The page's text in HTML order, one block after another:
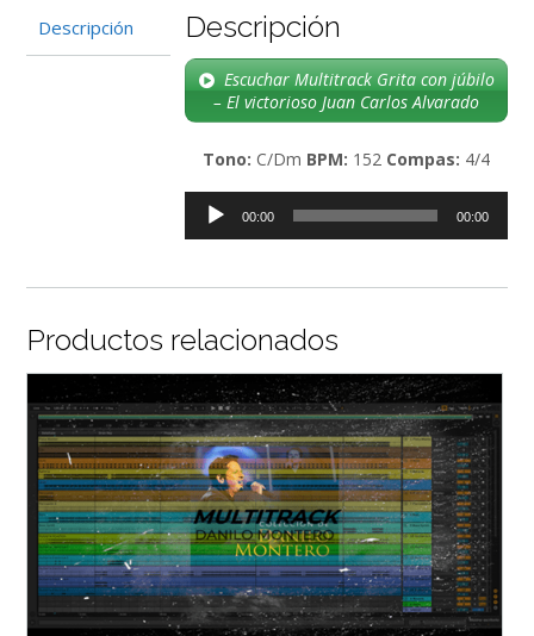
Carlos
Alvarado
Descripción Descripción
Escuchar Multitrack Grita con júbilo
– El victorioso Juan Carlos Alvarado
Tono: C/Dm BPM: 152 Compas: 4/4
Reproductor
00:00 00:00
Productos relacionados